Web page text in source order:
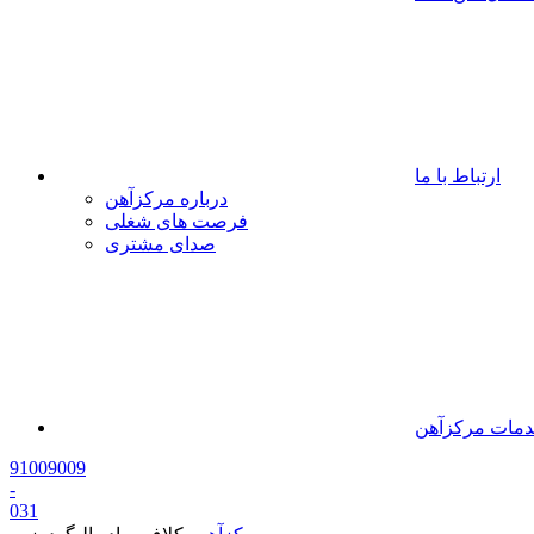
ارتباط با ما
درباره مرکزآهن
فرصت های شغلی
صدای مشتری
مرکزآهن
91009009
-
031